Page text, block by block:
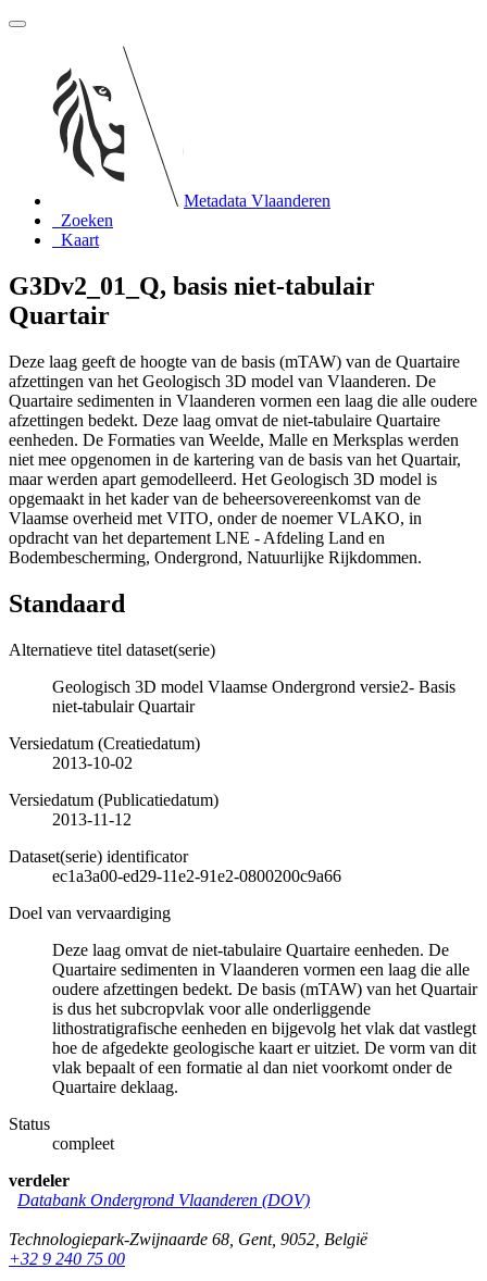
Metadata Vlaanderen
Zoeken
Kaart
G3Dv2_01_Q, basis niet-tabulair
Quartair
Deze laag geeft de hoogte van de basis (mTAW) van de Quartaire
afzettingen van het Geologisch 3D model van Vlaanderen. De
Quartaire sedimenten in Vlaanderen vormen een laag die alle oudere
afzettingen bedekt. Deze laag omvat de niet-tabulaire Quartaire
eenheden. De Formaties van Weelde, Malle en Merksplas werden
niet mee opgenomen in de kartering van de basis van het Quartair,
maar werden apart gemodelleerd. Het Geologisch 3D model is
opgemaakt in het kader van de beheersovereenkomst van de
Vlaamse overheid met VITO, onder de noemer VLAKO, in
opdracht van het departement LNE - Afdeling Land en
Bodembescherming, Ondergrond, Natuurlijke Rijkdommen.
Standaard
Alternatieve titel dataset(serie)
Geologisch 3D model Vlaamse Ondergrond versie2- Basis
niet-tabulair Quartair
Versiedatum (Creatiedatum)
2013-10-02
Versiedatum (Publicatiedatum)
2013-11-12
Dataset(serie) identificator
ec1a3a00-ed29-11e2-91e2-0800200c9a66
Doel van vervaardiging
Deze laag omvat de niet-tabulaire Quartaire eenheden. De
Quartaire sedimenten in Vlaanderen vormen een laag die alle
oudere afzettingen bedekt. De basis (mTAW) van het Quartair
is dus het subcropvlak voor alle onderliggende
lithostratigrafische eenheden en bijgevolg het vlak dat vastlegt
hoe de afgedekte geologische kaart er uitziet. De vorm van dit
vlak bepaalt of een formatie al dan niet voorkomt onder de
Quartaire deklaag.
Status
compleet
verdeler
Databank Ondergrond Vlaanderen (DOV)
Technologiepark-Zwijnaarde 68 Gent, 9052 België
+32 9 240 75 00